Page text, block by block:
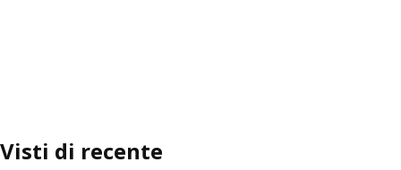
Visti di recente